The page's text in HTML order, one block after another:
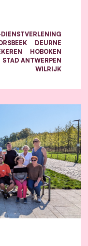
DEURNE
HOBOKEN
STAD ANTWERPEN
WILRIJK